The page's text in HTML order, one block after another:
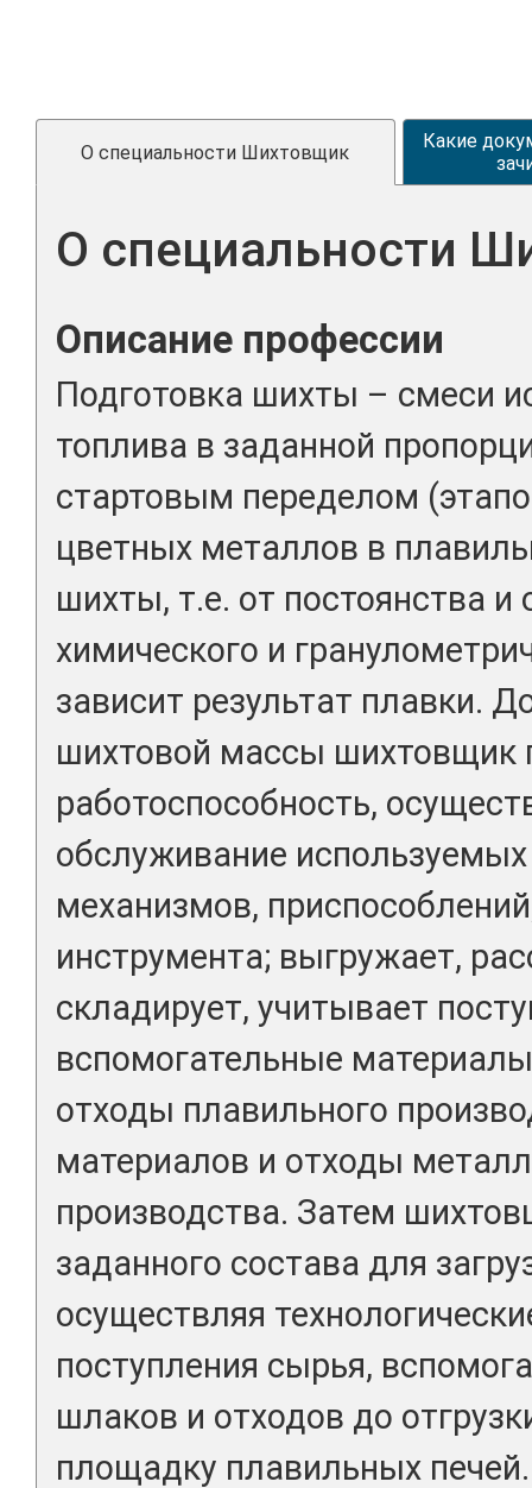
О специальности Шихтовщик
Какие
О специальности
Описание профессии
Подготовка шихты – смеси
топлива в заданной
стартовым переделом
цветных металлов в
шихты, т.е. от постоянства и
химического и
зависит результат плавки.
шихтовой массы шихтовщик
работоспособность,
обслуживание
механизмов,
инструмента; выгружает,
складирует, учитывает
вспомогательные
отходы плавильного
материалов и отходы
производства. Затем
заданного состава для
осуществляя
поступления сырья,
шлаков и отходов до
площадку плавильных